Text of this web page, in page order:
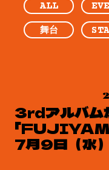
ALL
舞台
3rdアルバム
「
7月9日（水